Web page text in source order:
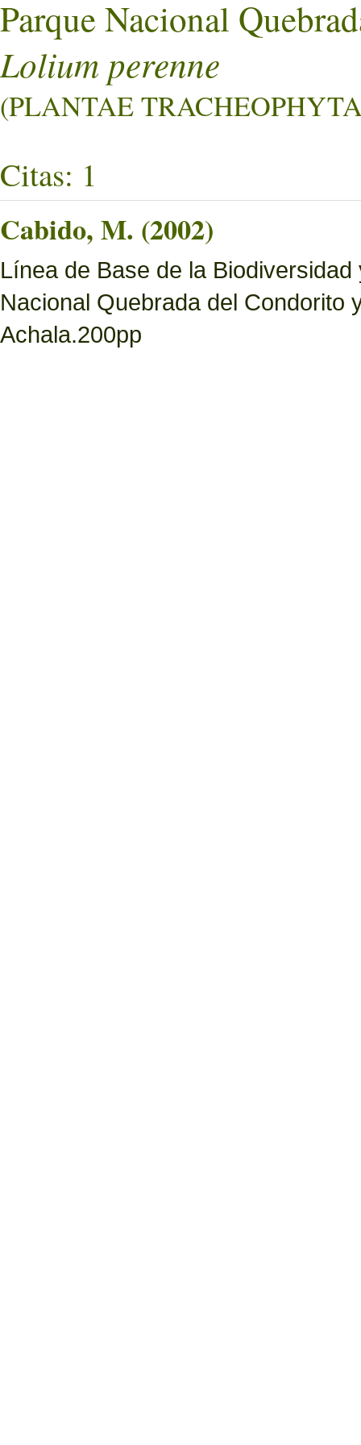
Parque Nacional
Lolium perenne
(PLANTAE
Citas: 1
Cabido, M. (2002)
Línea de Base de la
Nacional Quebrada del Condorito
Achala.200pp